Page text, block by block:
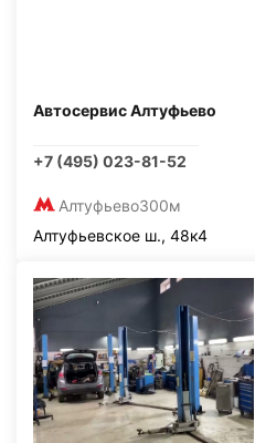
Автосервис Алтуфьево
+7 (495) 023-81-52
Алтуфьево300м
Алтуфьевское ш., 48к4